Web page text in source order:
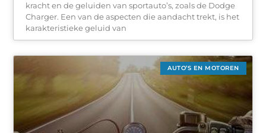
kracht en de geluiden van sportauto’s, zoals de Dodge
Charger. Een van de aspecten die aandacht trekt, is het
karakteristieke geluid van
AUTO’S EN MOTOREN